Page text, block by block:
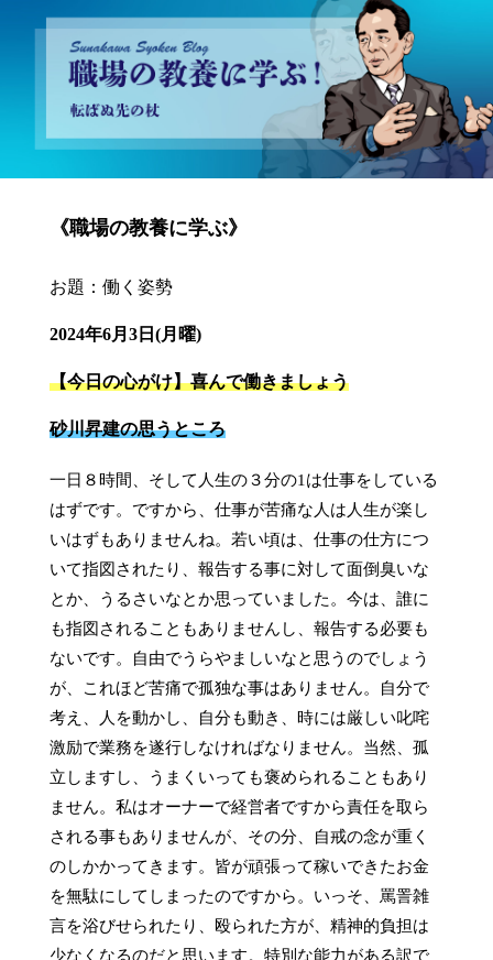
砂川昇建会長ブログ 職場の教養に学ぶ！～転ばぬ先の杖～
《職場の教養に学ぶ》
お題：働く姿勢
2024年6月3日(月曜)
【今日の心がけ】喜んで働きましょう
砂川昇建の思うところ
一日８時間、そして人生の３分の1は仕事をしている
はずです。ですから、仕事が苦痛な人は人生が楽し
いはずもありませんね。若い頃は、仕事の仕方につ
いて指図されたり、報告する事に対して面倒臭いな
とか、うるさいなとか思っていました。今は、誰に
も指図されることもありませんし、報告する必要も
ないです。自由でうらやましいなと思うのでしょう
が、これほど苦痛で孤独な事はありません。自分で
考え、人を動かし、自分も動き、時には厳しい叱咤
激励で業務を遂行しなければなりません。当然、孤
立しますし、うまくいっても褒められることもあり
ません。私はオーナーで経営者ですから責任を取ら
される事もありませんが、その分、自戒の念が重く
のしかかってきます。皆が頑張って稼いできたお金
を無駄にしてしまったのですから。いっそ、罵詈雑
言を浴びせられたり、殴られた方が、精神的負担は
少なくなるのだと思います。特別な能力がある訳で